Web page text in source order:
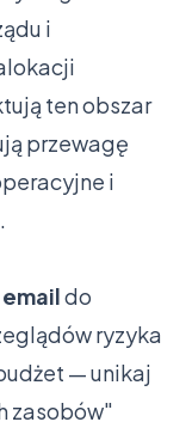
i
ten obszar
przewagę
i
do
ryzyka
— unikaj
zasobów"